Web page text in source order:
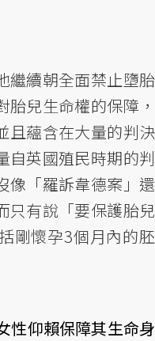
繼續朝全面禁止墮胎
兒生命權的保障，
且蘊含在大量的判決
自英國殖民時期的判
像「羅訴韋德案」還
只有說「要保護胎兒
剛懷孕3個月內的胚
性仰賴保障其生命身